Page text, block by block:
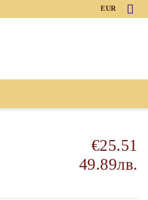
EUR
€25.51
49.89лв.